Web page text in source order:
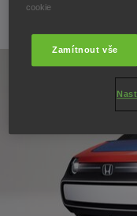
cookie
Zamítnout vše